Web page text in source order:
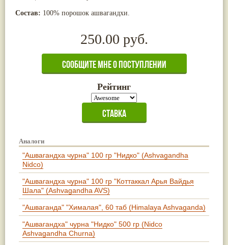
Состав: 100% порошок ашвагандхи.
250.00 руб.
Рейтинг
Аналоги
"Ашвагандха чурна" 100 гр "Нидко" (Ashvagandha
Nidco)
"Ашвагандха чурна" 100 гр "Коттаккал Арья Вайдья
Шала" (Ashvagandha AVS)
"Ашваганда" "Хималая", 60 таб (Himalaya Ashvaganda)
"Ашвагандха" чурна "Нидко" 500 гр (Nidco
Ashvagandha Churna)